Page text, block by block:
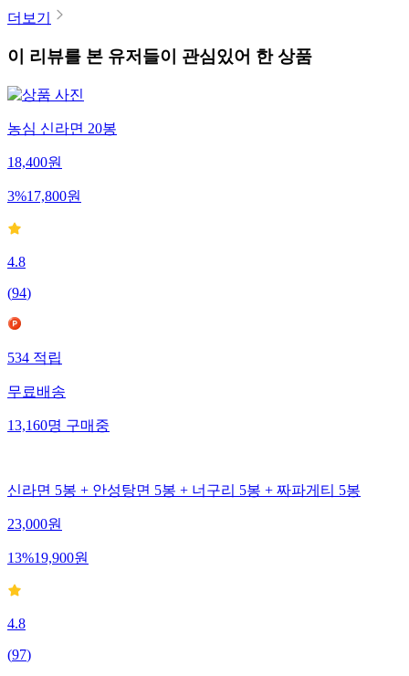
더보기
이 리뷰를 본 유저들이 관심있어 한 상품
농심 신라면 20봉
18,400원
3%17,800원
4.8
(94)
534 적립
무료배송
13,160명 구매중
신라면 5봉 + 안성탕면 5봉 + 너구리 5봉 + 짜파게티 5봉
23,000원
13%19,900원
4.8
(97)